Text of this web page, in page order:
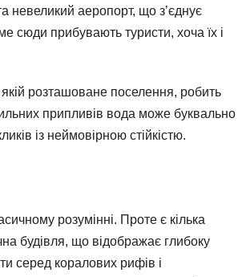
невеликий аеропорт, що з’єднує
сюди прибувають туристи, хоча їх і
розташоване поселення, робить
припливів вода може буквально
із неймовірною стійкістю.
розумінні. Проте є кілька
будівля, що відображає глибоку
серед коралових рифів і